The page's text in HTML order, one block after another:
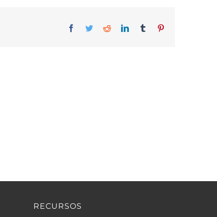
Facebook
TwitterReddit LinkedIn
Tumblr
RECURSOS